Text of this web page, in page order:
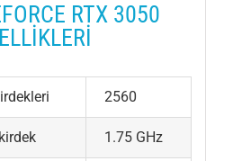
RTX 3050
2560
1.75 GHz